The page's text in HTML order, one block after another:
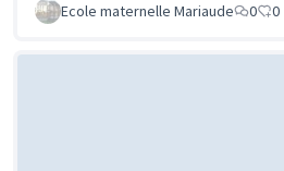
Ecole maternelle Mariaude
0 0